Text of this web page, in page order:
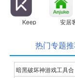
Keep 安居
热门专题
暗黑破坏神游戏工具合